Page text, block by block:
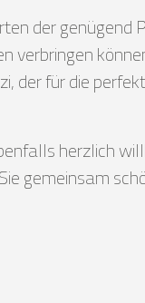
der genügend
verbringen
der für die
herzlich
gemeinsam